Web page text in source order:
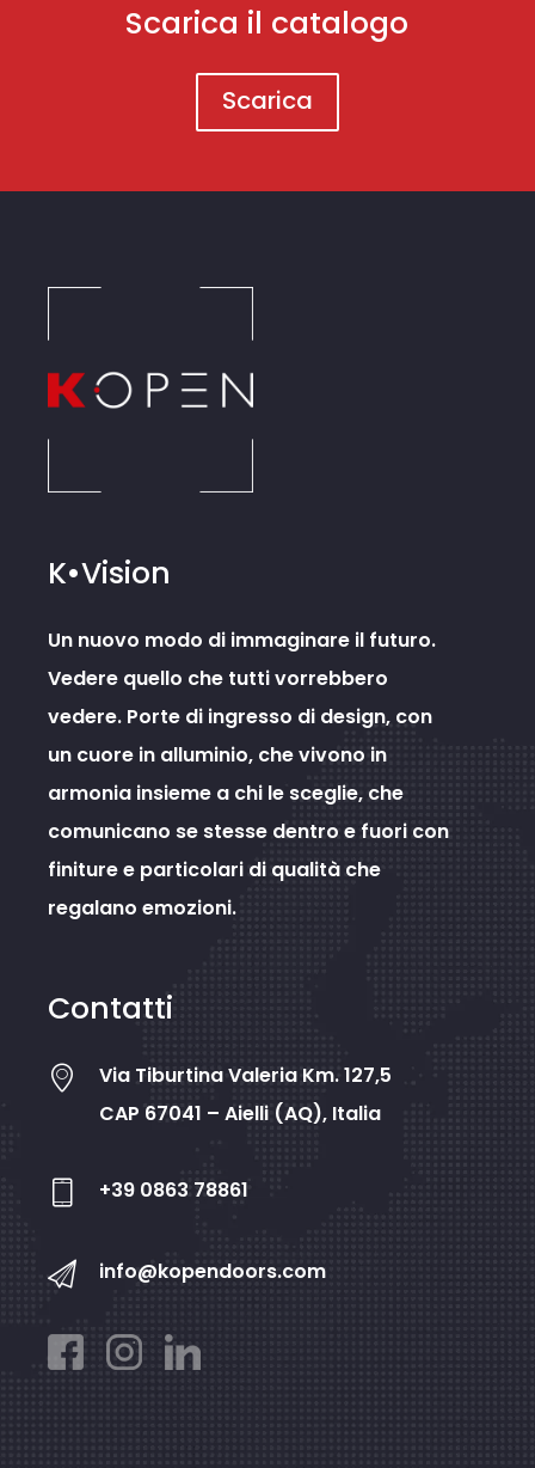
Scarica il catalogo
Scarica
K•Vision
Un nuovo modo di immaginare il futuro.
Vedere quello che tutti vorrebbero
vedere. Porte di ingresso di design, con
un cuore in alluminio, che vivono in
armonia insieme a chi le sceglie, che
comunicano se stesse dentro e fuori con
finiture e particolari di qualità che
regalano emozioni.
Contatti
Via Tiburtina Valeria Km. 127,5
CAP 67041 – Aielli (AQ), Italia
+39 0863 78861
info@kopendoors.com